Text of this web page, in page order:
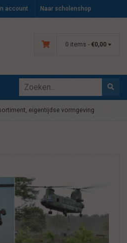
account Naar scholenshop
0 items - €0,00
eigentijdse vormgeving